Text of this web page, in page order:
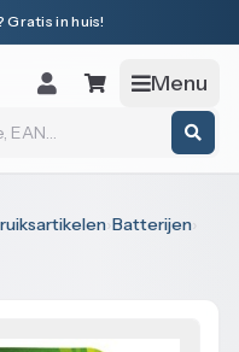
in huis!
Menu
›Batterijen›